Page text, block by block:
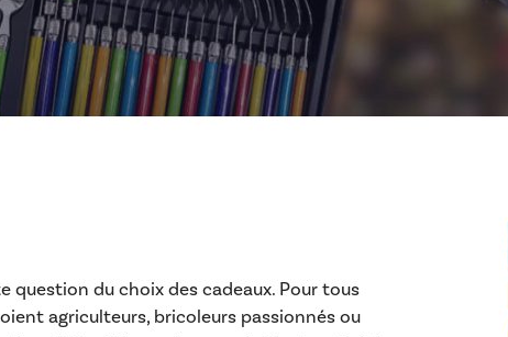
question du choix des cadeaux. Pour tous
agriculteurs, bricoleurs passionnés ou